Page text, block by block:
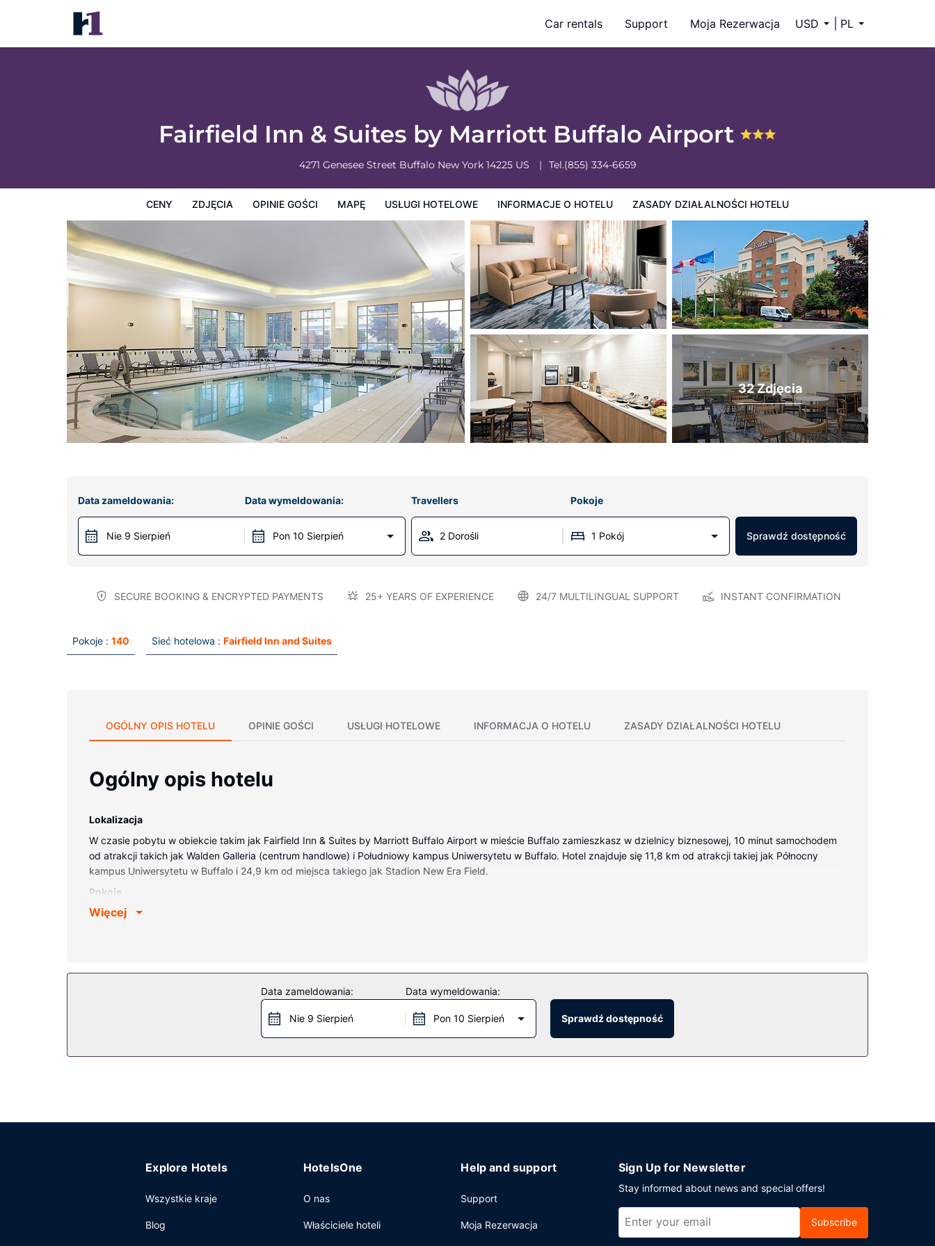
Car rentals Support Moja Rezerwacja USD PL
Fairfield Inn & Suites by Marriott Buffalo Airport
4271 Genesee Street Buffalo New York 14225 US Tel.(855) 334-6659
CENY ZDJĘCIA OPINIE GOŚCI MAPĘ USŁUGI HOTELOWE INFORMACJE O HOTELU ZASADY DZIAŁALNOŚCI HOTELU
Fairfield Inn & Suites by Marriott Buffalo Airport
Ceny Zdjęcia Zasady działalności hotelu
32 Zdjęcia
Data zameldowania:
Nie 9 Sierpień
Data wymeldowania:
Pon 10 Sierpień
Travellers Pokoje
2 Dorośli 1 Pokój Sprawdź dostępność
SECURE BOOKING & ENCRYPTED PAYMENTS 25+ YEARS OF EXPERIENCE 24/7 MULTILINGUAL SUPPORT INSTANT CONFIRMATION
Pokoje : 140 Sieć hotelowa : Fairfield Inn and Suites
OGÓLNY OPIS HOTELU OPINIE GOŚCI USŁUGI HOTELOWE INFORMACJA O HOTELU ZASADY DZIAŁALNOŚCI HOTELU
Ogólny opis hotelu
Lokalizacja
W czasie pobytu w obiekcie takim jak Fairfield Inn & Suites by Marriott Buffalo Airport w mieście Buffalo zamieszkasz w dzielnicy biznesowej, 10 minut samochodem
od atrakcji takich jak Walden Galleria (centrum handlowe) i Południowy kampus Uniwersytetu w Buffalo. Hotel znajduje się 11,8 km od atrakcji takiej jak Północny
kampus Uniwersytetu w Buffalo i 24,9 km od miejsca takiego jak Stadion New Era Field.
Pokoje
Poczuj się jak w domu w 140 pokojach, których wyposażenie to telewizor LCD. Bezpłatny przewodowy i bezprzewodowy dostęp do internetu zapewni łączność ze
Dostępne udogodnienia rekreacyjne to basen kryty, jacuzzi oraz całodobowe centrum fitness. Ten hotel oferuje również udogodnienia takie jak bezpłatny
bezprzewodowy dostęp do internetu, obsługa portierska i sklepy z pamiątkami i czasopismami.
Bezpłatne śniadanie kontynentalne jest serwowane w dni powszednie od 6 do 9, a w weekendy od 7 do 10.
Więcej
Data zameldowania:
Nie 9 Sierpień
Data wymeldowania:
Pon 10 Sierpień Sprawdź dostępność
Explore Hotels
Wszystkie kraje
Blog
HotelsOne
O nas
Właściciele hoteli
Help and support
Support
Moja Rezerwacja
Sign Up for Newsletter
Stay informed about news and special offers!
Subscribe